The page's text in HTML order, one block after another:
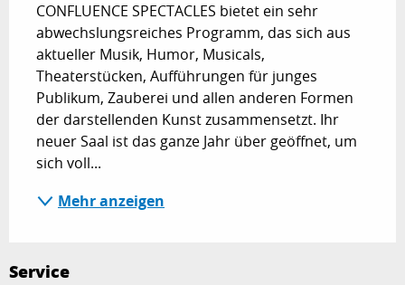
CONFLUENCE SPECTACLES bietet ein sehr
abwechslungsreiches Programm, das sich aus
aktueller Musik, Humor, Musicals,
Theaterstücken, Aufführungen für junges
Publikum, Zauberei und allen anderen Formen
der darstellenden Kunst zusammensetzt. Ihr
neuer Saal ist das ganze Jahr über geöffnet, um
sich voll...
Mehr anzeigen
Service